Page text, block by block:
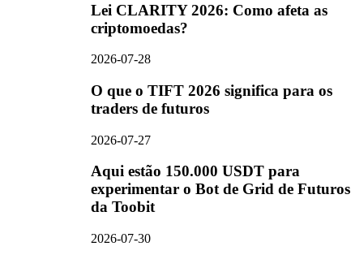
Lei CLARITY 2026: Como afeta as
criptomoedas?
2026-07-28
O que o TIFT 2026 significa para os
traders de futuros
2026-07-27
Aqui estão 150.000 USDT para
experimentar o Bot de Grid de Futuros
da Toobit
2026-07-30